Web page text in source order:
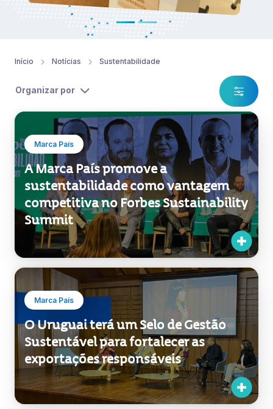
Início Notícias Sustentabilidade
Organizar por
Marca País
A Marca País promove a
sustentabilidade como vantagem
competitiva no Forbes Sustainability
Summit
Marca País
O Uruguai terá um Selo de Gestão
Sustentável para fortalecer as
exportações responsáveis